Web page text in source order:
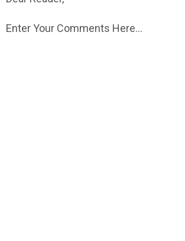
Enter Your Comments Here...